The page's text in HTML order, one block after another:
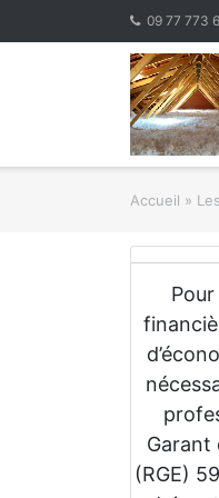
09 77 773
Accueil »
Garant
(RGE)